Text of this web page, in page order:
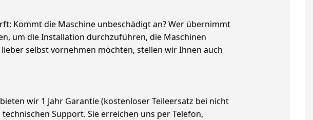
Kommt die Maschine unbeschädigt an? Wer übernimmt
um die Installation durchzuführen, die Maschinen
selbst vornehmen möchten, stellen wir Ihnen auch
wir 1 Jahr Garantie (kostenloser Teileersatz bei nicht
Support. Sie erreichen uns per Telefon,